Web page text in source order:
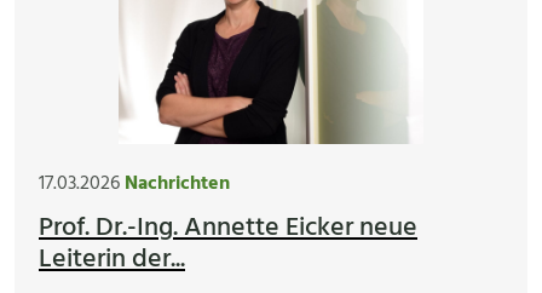
17.03.2026Nachrichten
Prof. Dr.-Ing. Annette Eicker neue
Leiterin der...